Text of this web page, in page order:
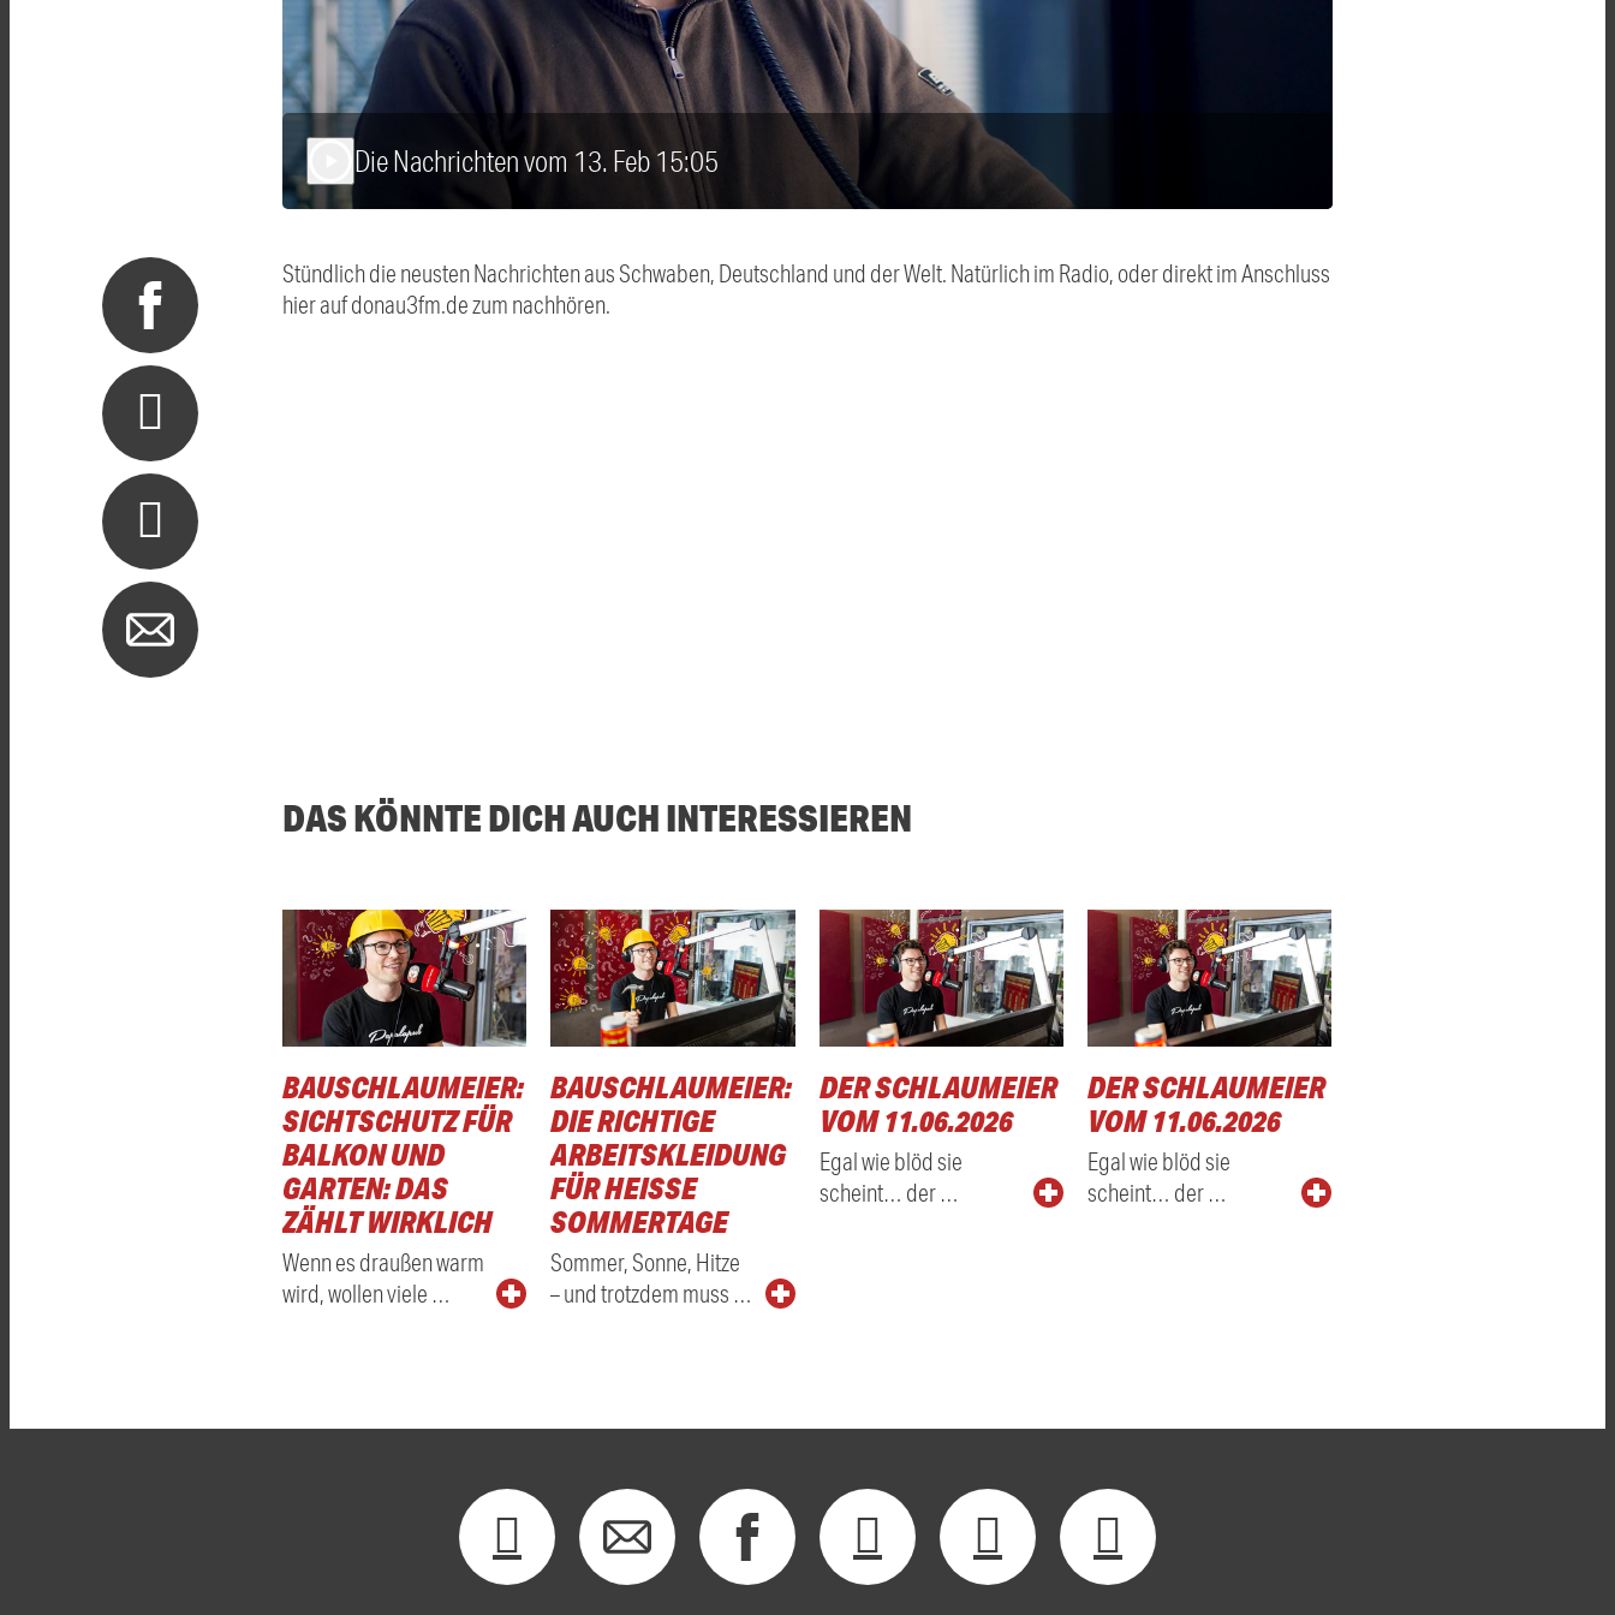
Die Nachrichten vom 13. Feb 15:05
Stündlich die neusten Nachrichten aus Schwaben, Deutschland und der Welt. Natürlich im Radio, oder direkt im Anschluss
hier auf donau3fm.de zum nachhören.
DAS KÖNNTE DICH AUCH INTERESSIEREN
BAUSCHLAUMEIER:
SICHTSCHUTZ FÜR
BALKON UND
GARTEN: DAS
ZÄHLT WIRKLICH
Wenn es draußen warm
wird, wollen viele …
BAUSCHLAUMEIER:
DIE RICHTIGE
ARBEITSKLEIDUNG
FÜR HEISSE S
OMMERTAGE
Sommer, Sonne, Hitze
– und trotzdem muss …
DER SCHLAUMEIER
VOM 11.06.2026
Egal wie blöd sie
scheint… der …
DER SCHLAUMEIER
VOM 11.06.2026
Egal wie blöd sie
scheint… der …